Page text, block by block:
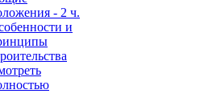
- 2 ч.
и